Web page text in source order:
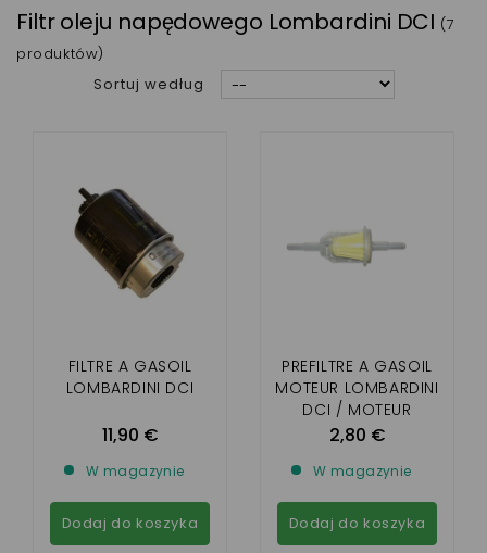
Filtr oleju napędowego Lombardini DCI (7
produktów)
Sortuj według
FILTRE A GASOIL
LOMBARDINI DCI
11,90 €
W magazynie
Dodaj do koszyka
PREFILTRE A GASOIL
MOTEUR LOMBARDINI
DCI / MOTEUR
YANMAR
2,80 €
W magazynie
Dodaj do koszyka